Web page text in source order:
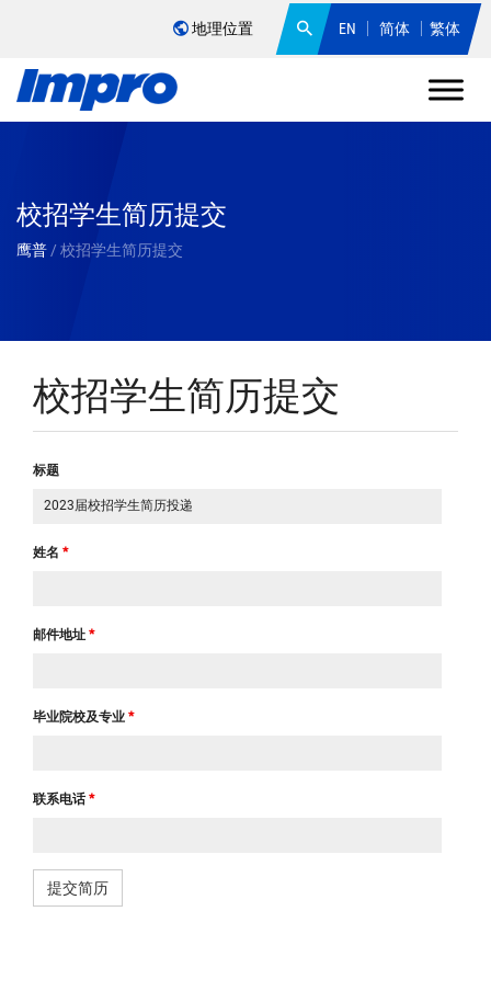
地理位置 EN 简体 繁体
校招学生简历提交
鹰普/ 校招学生简历提交
校招学生简历提交
标题
姓名 *
邮件地址 *
毕业院校及专业 *
联系电话*